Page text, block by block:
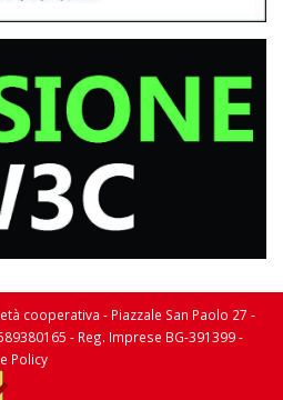
cooperativa - Piazzale San Paolo 27 -
- Reg. Imprese BG-391399 -
Policy